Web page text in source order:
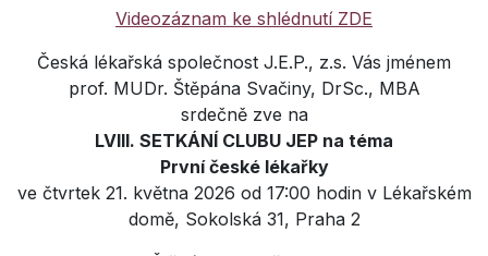
Videozáznam ke shlédnutí ZDE
Česká lékařská společnost J.E.P., z.s. Vás jménem
prof. MUDr. Štěpána Svačiny, DrSc., MBA
srdečně zve na
LVIII. SETKÁNÍ CLUBU JEP na téma
První české lékařky
ve čtvrtek 21. května 2026 od 17:00 hodin v Lékařském
domě, Sokolská 31, Praha 2